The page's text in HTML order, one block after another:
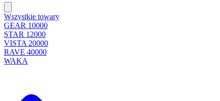
Wszystkie towary
GEAR 10000
STAR 12000
VISTA 20000
RAVE 40000
WAKA